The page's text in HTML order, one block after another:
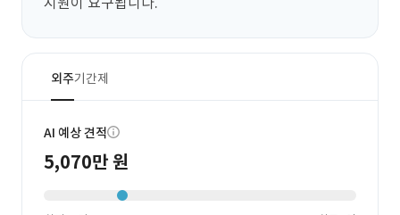
외주기간제
AI 예상 견적
5,070만 원